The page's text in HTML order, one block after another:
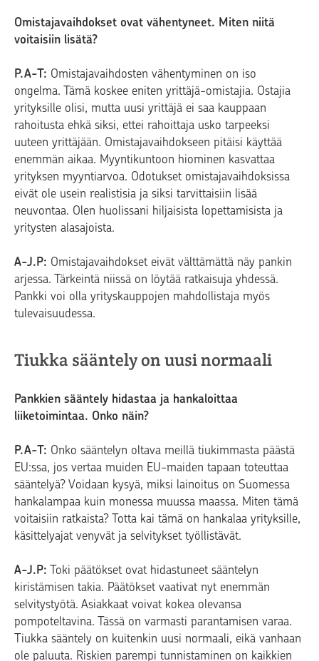
Omistajavaihdokset ovat vähentyneet. Miten niitä
voitaisiin lisätä?
P.A-T: Omistajavaihdosten vähentyminen on iso
ongelma. Tämä koskee eniten yrittäjä-omistajia. Ostajia
yrityksille olisi, mutta uusi yrittäjä ei saa kauppaan
rahoitusta ehkä siksi, ettei rahoittaja usko tarpeeksi
uuteen yrittäjään. Omistajavaihdokseen pitäisi käyttää
enemmän aikaa. Myyntikuntoon hiominen kasvattaa
yrityksen myyntiarvoa. Odotukset omistajavaihdoksissa
eivät ole usein realistisia ja siksi tarvittaisiin lisää
neuvontaa. Olen huolissani hiljaisista lopettamisista ja
yritysten alasajoista.
A-J.P: Omistajavaihdokset eivät välttämättä näy pankin
arjessa. Tärkeintä niissä on löytää ratkaisuja yhdessä.
Pankki voi olla yrityskauppojen mahdollistaja myös
tulevaisuudessa.
Tiukka sääntely on uusi normaali
Pankkien sääntely hidastaa ja hankaloittaa
liiketoimintaa. Onko näin?
P.A-T: Onko sääntelyn oltava meillä tiukimmasta päästä
EU:ssa, jos vertaa muiden EU-maiden tapaan toteuttaa
sääntelyä? Voidaan kysyä, miksi lainoitus on Suomessa
hankalampaa kuin monessa muussa maassa. Miten tämä
voitaisiin ratkaista? Totta kai tämä on hankalaa yrityksille,
käsittelyajat venyvät ja selvitykset työllistävät.
A-J.P: Toki päätökset ovat hidastuneet sääntelyn
kiristämisen takia. Päätökset vaativat nyt enemmän
selvitystyötä. Asiakkaat voivat kokea olevansa
pompoteltavina. Tässä on varmasti parantamisen varaa.
Tiukka sääntely on kuitenkin uusi normaali, eikä vanhaan
ole paluuta. Riskien parempi tunnistaminen on kaikkien